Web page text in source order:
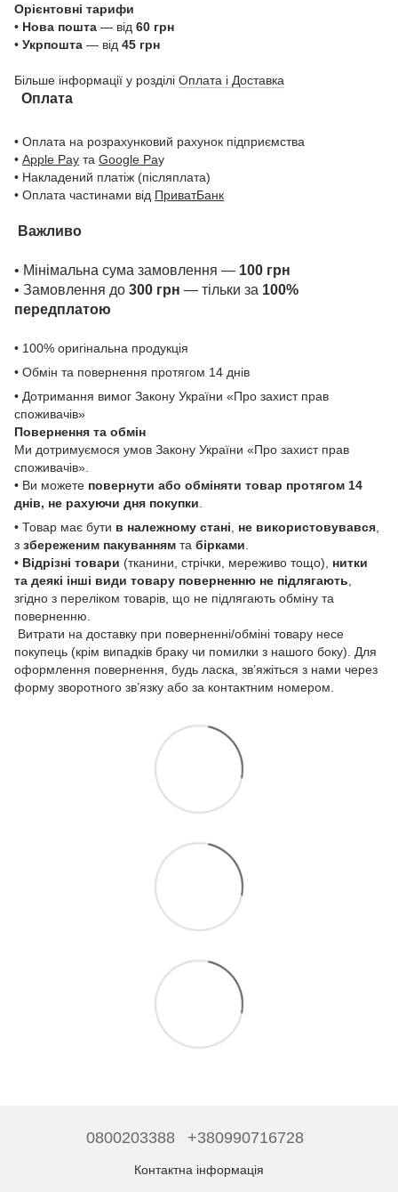
Орієнтовні тарифи
• Нова пошта — від 60 грн
• Укрпошта — від 45 грн
Більше інформації у розділі Оплата і Доставка
Оплата
• Оплата на розрахунковий рахунок підприємства
• Apple Pay та Google Pay
• Накладений платіж (післяплата)
• Оплата частинами від ПриватБанк
Важливо
• Мінімальна сума замовлення — 100 грн
• Замовлення до 300 грн — тільки за 100%
передплатою
• 100% оригінальна продукція
• Обмін та повернення протягом 14 днів
• Дотримання вимог Закону України «Про захист прав
споживачів»
Повернення та обмін
Ми дотримуємося умов Закону України «Про захист прав
споживачів».
• Ви можете повернути або обміняти товар протягом 14
днів, не рахуючи дня покупки
• Товар має бути в належному стані не використовувався
з збереженим пакуванням та бірками
• Відрізні товари (тканини, стрічки, мереживо тощо), нитки
та деякі інші види товару поверненню не підлягають
згідно з переліком товарів, що не підлягають обміну та
поверненню.
Витрати на доставку при поверненні/обміні товару несе
покупець (крім випадків браку чи помилки з нашого боку). Для
оформлення повернення, будь ласка, зв’яжіться з нами через
форму зворотного зв’язку або за контактним номером.
0800203388 +380990716728
Контактна інформація